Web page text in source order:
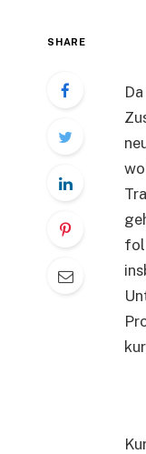
SHARE